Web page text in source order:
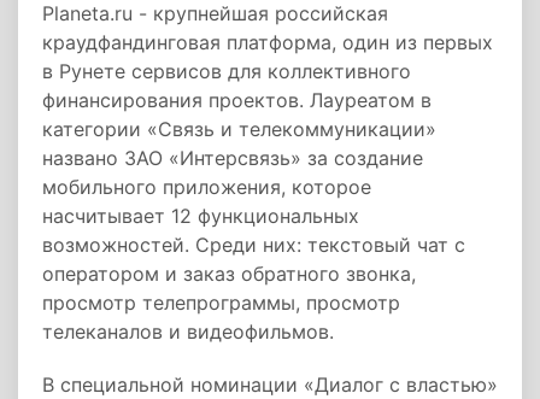
Planeta.ru - крупнейшая российская
краудфандинговая платформа, один из первых
в Рунете сервисов для коллективного
финансирования проектов. Лауреатом в
категории «Связь и телекоммуникации»
названо ЗАО «Интерсвязь» за создание
мобильного приложения, которое
насчитывает 12 функциональных
возможностей. Среди них: текстовый чат с
оператором и заказ обратного звонка,
просмотр телепрограммы, просмотр
телеканалов и видеофильмов.
В специальной номинации «Диалог с властью»